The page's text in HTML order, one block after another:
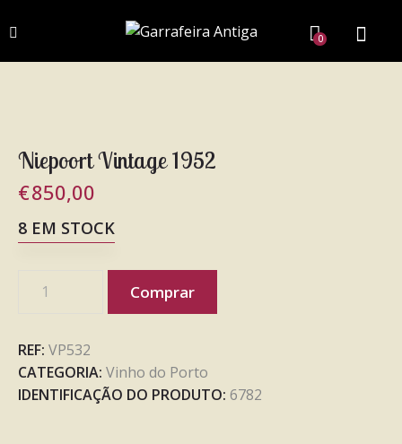
0
Niepoort Vintage 1952
€850,00
8 EM STOCK
Comprar
REF: VP532
CATEGORIA: Vinho do Porto
IDENTIFICAÇÃO DO PRODUTO: 6782